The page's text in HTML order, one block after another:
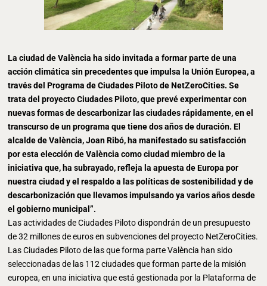
La ciudad de València ha sido invitada a formar parte de una
acción climática sin precedentes que impulsa la Unión Europea, a
través del Programa de Ciudades Piloto de NetZeroCities. Se
trata del proyecto Ciudades Piloto, que prevé experimentar con
nuevas formas de descarbonizar las ciudades rápidamente, en el
transcurso de un programa que tiene dos años de duración. El
alcalde de València, Joan Ribó, ha manifestado su satisfacción
por esta elección de València como ciudad miembro de la
iniciativa que, ha subrayado, refleja la apuesta de Europa por
nuestra ciudad y el respaldo a las políticas de sostenibilidad y de
descarbonización que llevamos impulsando ya varios años desde
el gobierno municipal”.
Las actividades de Ciudades Piloto dispondrán de un presupuesto
de 32 millones de euros en subvenciones del proyecto NetZeroCities.
Las Ciudades Piloto de las que forma parte València han sido
seleccionadas de las 112 ciudades que forman parte de la misión
europea, en una iniciativa que está gestionada por la Plataforma de